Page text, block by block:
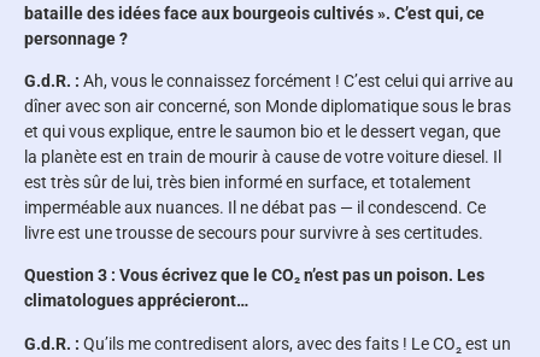
bataille des idées face aux bourgeois cultivés ». C’est qui, ce
personnage ?
G.d.R. : Ah, vous le connaissez forcément ! C’est celui qui arrive au
dîner avec son air concerné, son Monde diplomatique sous le bras
et qui vous explique, entre le saumon bio et le dessert vegan, que
la planète est en train de mourir à cause de votre voiture diesel. Il
est très sûr de lui, très bien informé en surface, et totalement
imperméable aux nuances. Il ne débat pas — il condescend. Ce
livre est une trousse de secours pour survivre à ses certitudes.
Question 3 : Vous écrivez que le CO₂ n’est pas un poison. Les
climatologues apprécieront…
G.d.R. : Qu’ils me contredisent alors, avec des faits ! Le CO₂ est un